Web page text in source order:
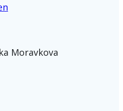
Moravkova